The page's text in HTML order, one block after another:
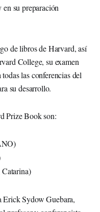
su preparación
de libros de Harvard, así
College, su examen
las conferencias del
su desarrollo.
Prize Book son:
Erick Sydow Guebara,